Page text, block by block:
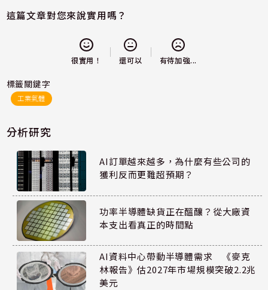
這篇文章對您來說實用嗎？
很實用！ 還可以 有待加強...
標籤關鍵字
工業氣體
分析研究
AI訂單越來越多，為什麼有些公司的
獲利反而更難超預期？
功率半導體缺貨正在醞釀？從大廠資
本支出看真正的時間點
AI資料中心帶動半導體需求 《麥克
林報告》估2027年市場規模突破2.2兆
美元